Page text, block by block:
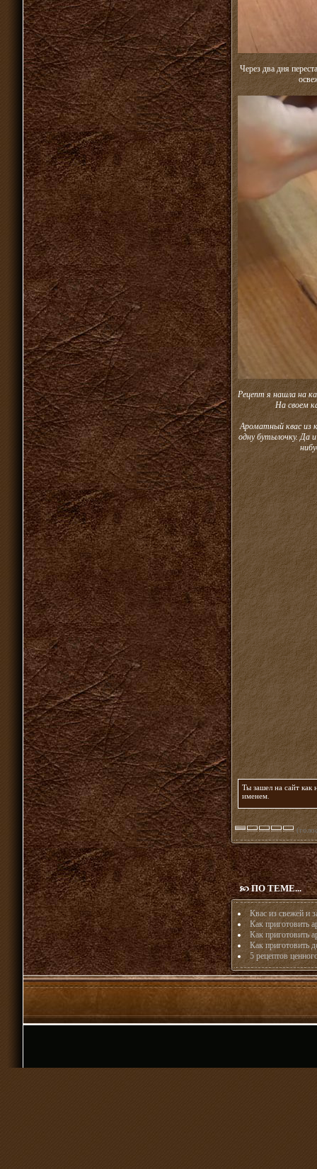
Через два дня
Рецепт я нашла на
На своем
Ароматный квас из
одну бутылочку. Да
Ты зашел на сайт как
именем
ПО ТЕМЕ...
Квас из свежей и
Как приготовить
Как приготовить
Как приготовить
5 рецептов